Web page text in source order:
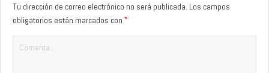
Tu dirección de correo electrónico no será publicada. Los campos
obligatorios están marcados con *